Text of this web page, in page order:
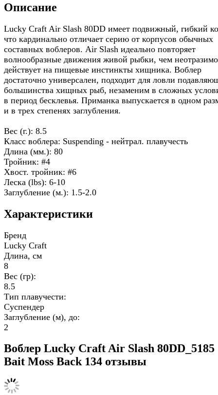
Описание
Lucky Craft Air Slash 80DD имеет подвижный, гибкий
что кардинально отличает серию от корпусов обычных
составных воблеров. Air Slash идеально повторяет
волнообразные движения живой рыбки, чем неотразимо
действует на пищевые инстинкты хищника. Воблер
достаточно универсален, подходит для ловли
большинства хищных рыб, незаменим в сложных
в период бесклевья. Приманка выпускается в одном
и в трех степенях заглубления.
Вес (г.): 8.5
Класс воблера: Suspending - нейтрал. плавучесть
Длина (мм.): 80
Тройник: #4
Хвост. тройник: #6
Леска (lbs): 6-10
Заглубление (м.): 1.5-2.0
Характеристики
Бренд
Lucky Craft
Длина, см
8
Вес (гр):
8.5
Тип плавучести:
Суспендер
Заглубление (м), до:
2
Воблер Lucky Craft Air Slash 80DD_5185
Bait Moss Back 134 отзывы